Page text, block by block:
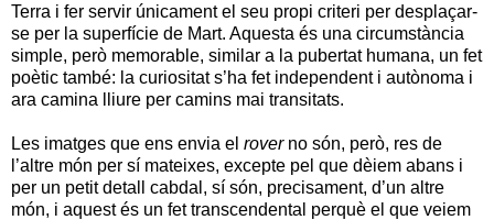
Terra i fer servir únicament el seu propi criteri per desplaçar-
se per la superfície de Mart. Aquesta és una circumstància
simple, però memorable, similar a la pubertat humana, un fet
poètic també: la curiositat s’ha fet independent i autònoma i
ara camina lliure per camins mai transitats.
Les imatges que ens envia el roverno són, però, res de
l’altre món per sí mateixes, excepte pel que dèiem abans i
per un petit detall cabdal, sí són, precisament, d’un altre
món, i aquest és un fet transcendental perquè el que veiem